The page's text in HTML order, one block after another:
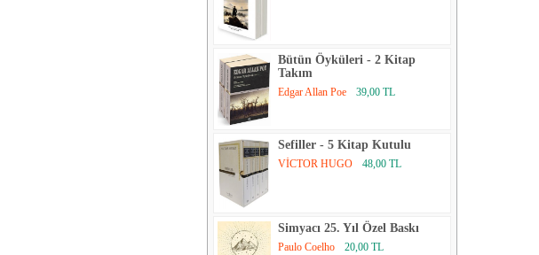
Bütün Öyküleri - 2 Kitap
Takım
Edgar Allan Poe 39,00 TL
Sefiller - 5 Kitap Kutulu
VİCTOR HUGO 48,00 TL
Simyacı 25. Yıl Özel Baskı
Paulo Coelho 20,00 TL